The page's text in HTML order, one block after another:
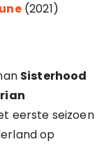
(2021)
Sisterhood
eerste seizoen
op